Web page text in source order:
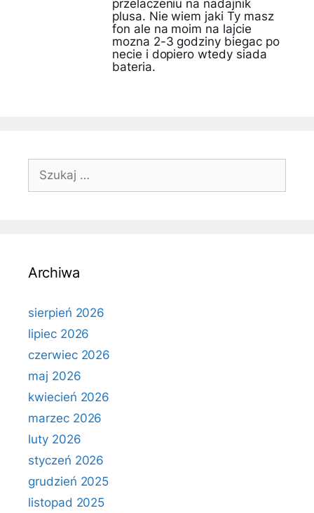
przelaczeniu na nadajnik
plusa. Nie wiem jaki Ty masz
fon ale na moim na lajcie
mozna 2-3 godziny biegac po
necie i dopiero wtedy siada
bateria.
Szukaj:
Archiwa
sierpień 2026
lipiec 2026
czerwiec 2026
maj 2026
kwiecień 2026
marzec 2026
luty 2026
styczeń 2026
grudzień 2025
listopad 2025